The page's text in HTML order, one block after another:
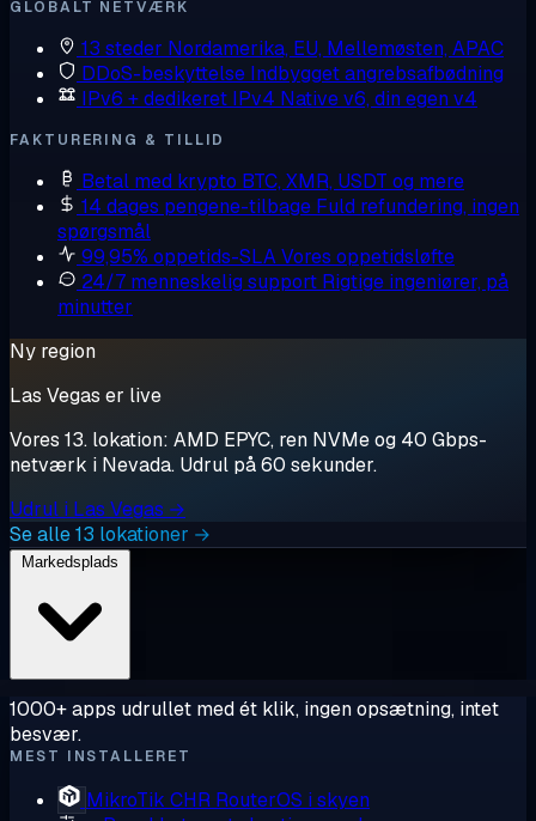
GLOBALT NETVÆRK
13 steder Nordamerika, EU, Mellemøsten, APAC
DDoS-beskyttelse Indbygget angrebsafbødning
IPv6 + dedikeret IPv4 Native v6, din egen v4
FAKTURERING & TILLID
Betal med krypto BTC, XMR, USDT og mere
14 dages pengene-tilbage Fuld refundering, ingen
spørgsmål
99,95% oppetids-SLAVores oppetidsløfte
24/7 menneskelig support Rigtige ingeniører, på
minutter
Ny region
Las Vegas er live
Vores 13. lokation: AMD EPYC, ren NVMe og 40 Gbps-
netværk i Nevada. Udrul på 60 sekunder.
Udrul i Las Vegas →
Se alle 13 lokationer →
1000+ apps udrullet med ét klik, ingen opsætning, intet
besvær.
MEST INSTALLERET
MikroTik CHR RouterOS i skyen